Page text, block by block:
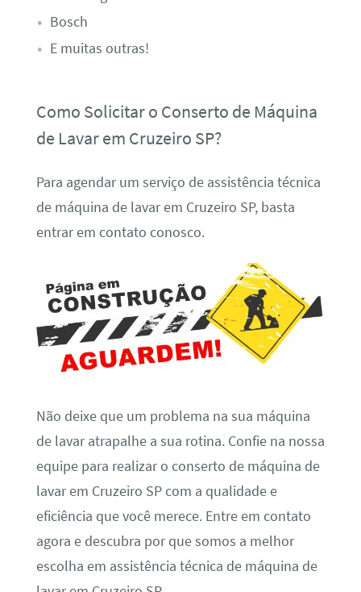
Bosch
E muitas outras!
Como Solicitar o Conserto de Máquina
de Lavar em Cruzeiro SP?
Para agendar um serviço de assistência técnica
de máquina de lavar em Cruzeiro SP, basta
entrar em contato conosco.
Não deixe que um problema na sua máquina
de lavar atrapalhe a sua rotina. Confie na nossa
equipe para realizar o conserto de máquina de
lavar em Cruzeiro SP com a qualidade e
eficiência que você merece. Entre em contato
agora e descubra por que somos a melhor
escolha em assistência técnica de máquina de